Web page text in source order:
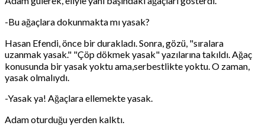
-Bu ağaçlara dokunmakta mı yasak?
Hasan Efendi, önce bir durakladı. Sonra, gözü, "sıralara
uzanmak yasak." "Çöp dökmek yasak" yazılarına takıldı. Ağaç
konusunda bir yasak yoktu ama,serbestlikte yoktu. O zaman,
yasak olmalıydı.
-Yasak ya! Ağaçlara ellemekte yasak.
Adam oturduğu yerden kalktı.